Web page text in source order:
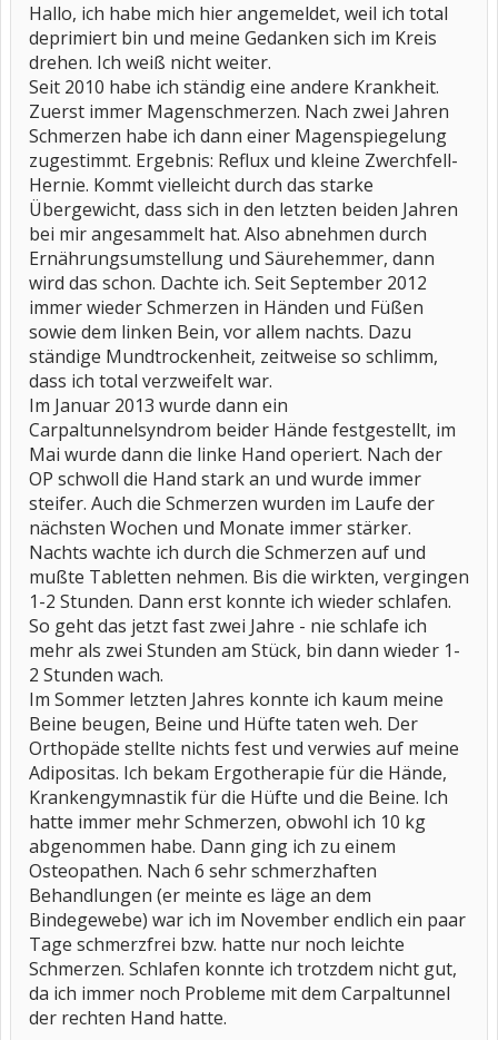
Hallo, ich habe mich hier angemeldet, weil ich total
deprimiert bin und meine Gedanken sich im Kreis
drehen. Ich weiß nicht weiter.
Seit 2010 habe ich ständig eine andere Krankheit.
Zuerst immer Magenschmerzen. Nach zwei Jahren
Schmerzen habe ich dann einer Magenspiegelung
zugestimmt. Ergebnis: Reflux und kleine Zwerchfell-
Hernie. Kommt vielleicht durch das starke
Übergewicht, dass sich in den letzten beiden Jahren
bei mir angesammelt hat. Also abnehmen durch
Ernährungsumstellung und Säurehemmer, dann
wird das schon. Dachte ich. Seit September 2012
immer wieder Schmerzen in Händen und Füßen
sowie dem linken Bein, vor allem nachts. Dazu
ständige Mundtrockenheit, zeitweise so schlimm,
dass ich total verzweifelt war.
Im Januar 2013 wurde dann ein
Carpaltunnelsyndrom beider Hände festgestellt, im
Mai wurde dann die linke Hand operiert. Nach der
OP schwoll die Hand stark an und wurde immer
steifer. Auch die Schmerzen wurden im Laufe der
nächsten Wochen und Monate immer stärker.
Nachts wachte ich durch die Schmerzen auf und
mußte Tabletten nehmen. Bis die wirkten, vergingen
1-2 Stunden. Dann erst konnte ich wieder schlafen.
So geht das jetzt fast zwei Jahre - nie schlafe ich
mehr als zwei Stunden am Stück, bin dann wieder 1-
2 Stunden wach.
Im Sommer letzten Jahres konnte ich kaum meine
Beine beugen, Beine und Hüfte taten weh. Der
Orthopäde stellte nichts fest und verwies auf meine
Adipositas. Ich bekam Ergotherapie für die Hände,
Krankengymnastik für die Hüfte und die Beine. Ich
hatte immer mehr Schmerzen, obwohl ich 10 kg
abgenommen habe. Dann ging ich zu einem
Osteopathen. Nach 6 sehr schmerzhaften
Behandlungen (er meinte es läge an dem
Bindegewebe) war ich im November endlich ein paar
Tage schmerzfrei bzw. hatte nur noch leichte
Schmerzen. Schlafen konnte ich trotzdem nicht gut,
da ich immer noch Probleme mit dem Carpaltunnel
der rechten Hand hatte.